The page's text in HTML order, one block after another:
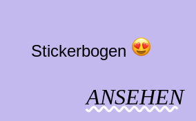
Stickerbogen
ANSEHEN